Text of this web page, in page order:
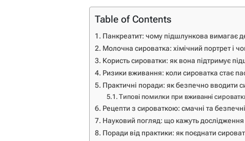
Table of Contents
Панкреатит: чому підшлункова вимагає
Молочна сироватка: хімічний портрет і
Користь сироватки: як вона підтримує
Ризики вживання: коли сироватка стає
Практичні поради: як безпечно вводити
Типові помилки при вживанні
Рецепти з сироваткою: смачні та
Науковий погляд: що кажуть
Поради від практики: як поєднати